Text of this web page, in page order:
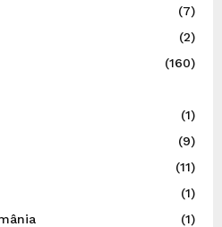
(7)
(2)
(160)
(1)
(9)
(11)
(1)
(1)